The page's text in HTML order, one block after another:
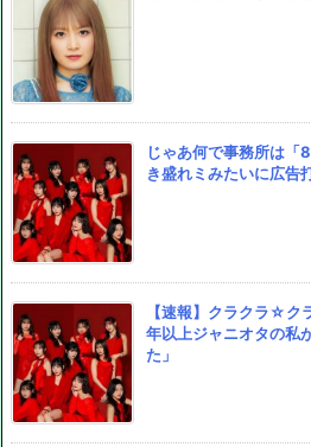
じゃあ何で事務所は「
き盛れミみたいに広告
【速報】クラクラ☆ク
年以上ジャニオタの
た」